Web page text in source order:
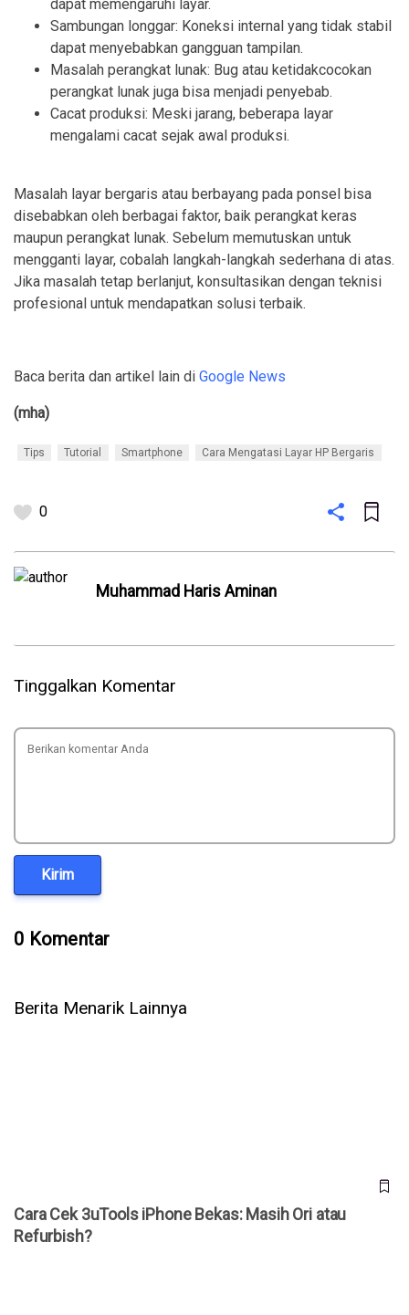
dapat memengaruhi layar.
Sambungan longgar: Koneksi internal yang tidak stabil
dapat menyebabkan gangguan tampilan.
Masalah perangkat lunak: Bug atau ketidakcocokan
perangkat lunak juga bisa menjadi penyebab.
Cacat produksi: Meski jarang, beberapa layar
mengalami cacat sejak awal produksi.
Masalah layar bergaris atau berbayang pada ponsel bisa
disebabkan oleh berbagai faktor, baik perangkat keras
maupun perangkat lunak. Sebelum memutuskan untuk
mengganti layar, cobalah langkah-langkah sederhana di atas.
Jika masalah tetap berlanjut, konsultasikan dengan teknisi
profesional untuk mendapatkan solusi terbaik.
Baca berita dan artikel lain di Google News
(mha)
Tips Tutorial Smartphone Cara Mengatasi Layar HP Bergaris
0
Muhammad Haris Aminan
Tinggalkan Komentar
Kirim
0 Komentar
Berita Menarik Lainnya
Cara Cek 3uTools iPhone Bekas: Masih Ori atau
Refurbish?